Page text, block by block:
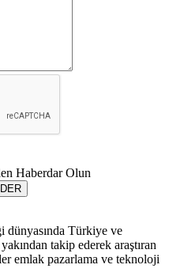
Haberdar Olun
dünyasında Türkiye ve
takip ederek araştıran
emlak pazarlama ve teknoloji